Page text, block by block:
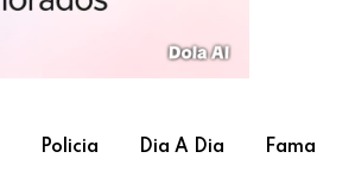
Policia Dia A Dia Fama